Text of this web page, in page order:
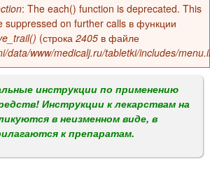
: The each() function is deprecated. This
suppressed on further calls в функции
(строка 2405 в файле
data/www/medicalj.ru/tabletki/includes/
инструкции по применению
Инструкции к лекарствам на
в неизменном виде, в
к препаратам.